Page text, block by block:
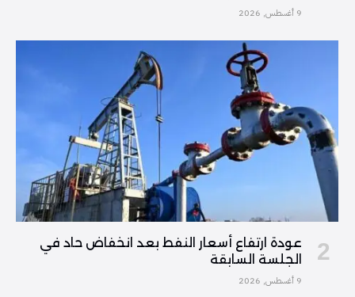
9 أغسطس, 2026
عودة ارتفاع أسعار النفط بعد انخفاض حاد في
الجلسة السابقة
9 أغسطس, 2026